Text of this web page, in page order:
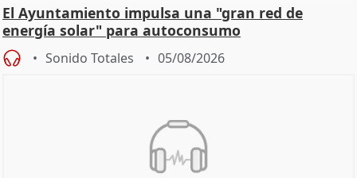
El Ayuntamiento impulsa una "gran red de
energía solar" para autoconsumo
Sonido Totales 05/08/2026